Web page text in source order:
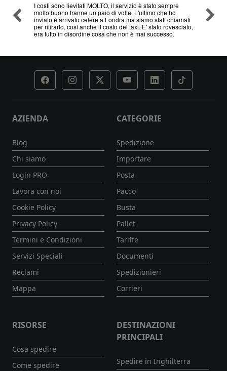
I costi sono lievitati MOLTO, il servizio è stato sempre
molto buono tranne un paio di volte. L'ultimo che ho
inviato è arrivato celere a Londra ma siamo stati chiamati
per ritirarlo, così anche il costo del taxi. E' stato rovesciato,
era tutto in disordine cosa che non è mai successo.
AZIENDA
Blog
Chi siamo
Login PRO
Lavora con noi
Cookie Policy
Privacy Policy
Termini e Condizioni
Servizi Speciali
Reclami
Mappa
CATEGORIE
Spedizione
Importare
Posta
Pacco
Busta
Pallet
Tariffe
Documenti
Spedizionieri
Corrieri
RISORSE
Cosa spedire
Come spedire
DESTINAZIONI
PRINCIPALI
Spedire in Inghilterra